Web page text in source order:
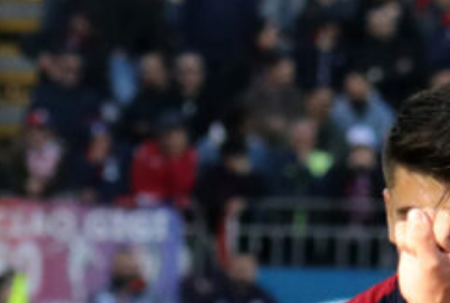
grande. Ora due anime per il Cagliari”
9 Agosto 2026
“Vivere con il mito”: Nicola Riva racconta
il padre Gigi a Costa Rei
9 Agosto 2026
Ibarbo di nuovo in Italia, spunta l’ipotesi
Pontedera: l’ex Cagliari potrebbe
ripartire dalla Serie D